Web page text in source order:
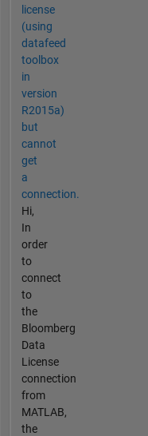
license
(using
datafeed
toolbox
in
version
R2015a)
but
cannot
get
a
connection.
Hi,
In
order
to
connect
to
the
Bloomberg
Data
License
connection
from
MATLAB,
the